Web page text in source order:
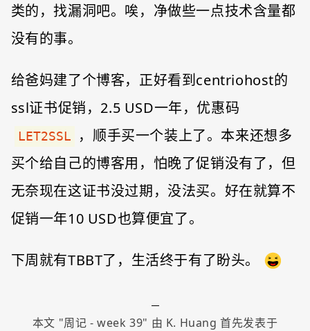
类的，找漏洞吧。唉，净做些一点技术含量都
没有的事。
给爸妈建了个博客，正好看到centriohost的
ssl证书促销，2.5 USD一年，优惠码
LET2SSL
，顺手买一个装上了。本来还想多
买个给自己的博客用，怕晚了促销没有了，但
无奈现在这证书没过期，没法买。好在就算不
促销一年10 USD也算便宜了。
下周就有TBBT了，生活终于有了盼头。
本文 "周记 - week 39" 由 K. Huang 首先发表于